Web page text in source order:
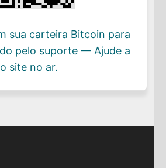
sua carteira Bitcoin para
pelo suporte — Ajude a
site no ar.